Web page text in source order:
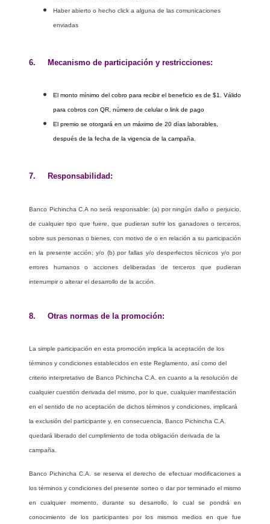
Haber abierto o hecho click a alguna de las comunicaciones
enviadas
6. Mecanismo de participación y restricciones:
El monto mínimo del cobro para recibir el beneficio es de $1. Válido
para cobros con QR, número de celular o link de pago
El premio se otorgará en un máximo de 20 días laborables,
después de la fecha de la vigencia de la campaña.
7. Responsabilidad:
Banco Pichincha C.A no será responsable: (a) por ningún daño o perjuicio,
de cualquier tipo que fuere, que pudieran sufrir los ganadores o terceros,
sobre sus personas o bienes, con motivo de o en relación a su participación
en la presente acción; y/o (b) por fallas y/o desperfectos técnicos y/o por
errores humanos o acciones deliberadas de terceros que pudieran
interrumpir o alterar el desarrollo de la acción.
8. Otras normas de la promoción:
La simple participación en esta promoción implica la aceptación de los
términos y condiciones establecidos en este Reglamento, así como del
criterio interpretativo de Banco Pichincha C.A. en cuanto a la resolución de
cualquier cuestión derivada del mismo, por lo que, cualquier manifestación
en el sentido de no aceptación de dichos términos y condiciones, implicará
la exclusión del participante y, en consecuencia, Banco Pichincha C.A.
quedará liberado del cumplimiento de toda obligación derivada de la
campaña.
Banco Pichincha C.A. se reserva el derecho de efectuar modificaciones a
los términos y condiciones del presente sorteo o dar por terminado el mismo
en cualquier momento, durante su desarrollo, lo cual se pondrá en
conocimiento de los participantes por los mismos medios en que fue